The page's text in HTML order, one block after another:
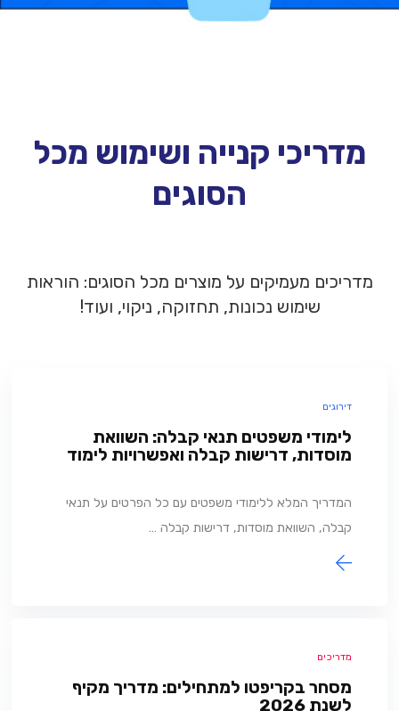
מדריכי קנייה ושימוש מכל
הסוגים
מדריכים מעמיקים על מוצרים מכל הסוגים: הוראות
שימוש נכונות, תחזוקה, ניקוי, ועוד!
דירוגים
לימודי משפטים תנאי קבלה: השוואת
מוסדות, דרישות קבלה ואפשרויות לימוד
המדריך המלא ללימודי משפטים עם כל הפרטים על תנאי
קבלה, השוואת מוסדות, דרישות קבלה …
מדריכים
מסחר בקריפטו למתחילים: מדריך מקיף
לשנת 2026